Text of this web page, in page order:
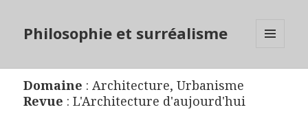
Philosophie et surréalisme
Domaine :Architecture,Urbanisme
Revue :L'Architecture d'aujourd'hui